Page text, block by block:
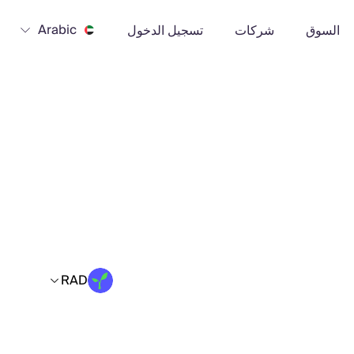
السوق شركات تسجيل الدخول Arabic
RAD